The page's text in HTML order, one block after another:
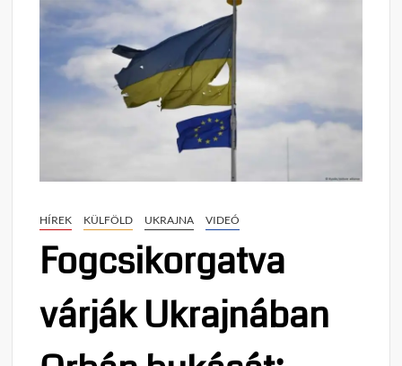
HÍREK KÜLFÖLD UKRAJNA VIDEÓ
Fogcsikorgatva
várják Ukrajnában